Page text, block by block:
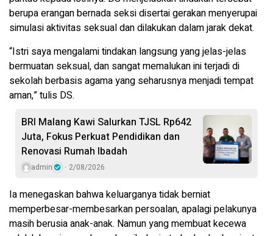
berupa erangan bernada seksi disertai gerakan menyerupai
simulasi aktivitas seksual dan dilakukan dalam jarak dekat.
“Istri saya mengalami tindakan langsung yang jelas-jelas
bermuatan seksual, dan sangat memalukan ini terjadi di
sekolah berbasis agama yang seharusnya menjadi tempat
aman,” tulis DS.
BRI Malang Kawi Salurkan TJSL Rp642
Juta, Fokus Perkuat Pendidikan dan
Renovasi Rumah Ibadah
admin 2/08/2026
Ia menegaskan bahwa keluarganya tidak berniat
memperbesar-membesarkan persoalan, apalagi pelakunya
masih berusia anak-anak. Namun yang membuat kecewa